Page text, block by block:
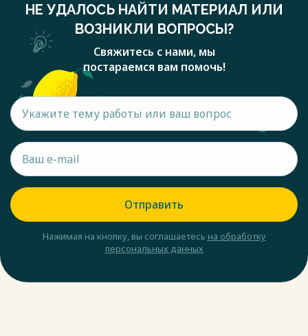
НЕ УДАЛОСЬ НАЙТИ МАТЕРИАЛ ИЛИ
ВОЗНИКЛИ ВОПРОСЫ?
Свяжитесь с нами, мы
постараемся вам помочь!
Отправить
Нажимая на кнопку, вы соглашаетесь на обработку
персональных данных